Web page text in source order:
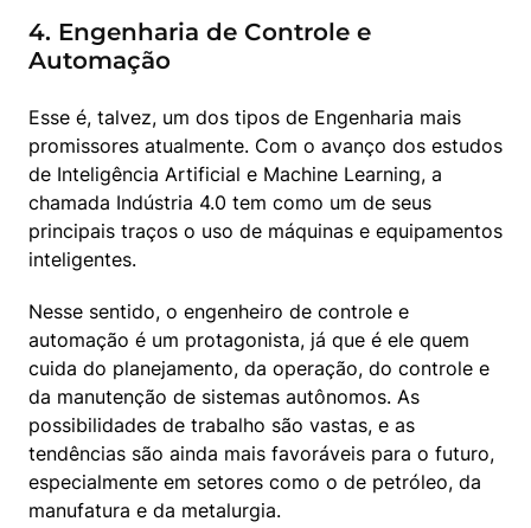
4. Engenharia de Controle e
Automação
Esse é, talvez, um dos tipos de Engenharia mais
promissores atualmente. Com o avanço dos estudos
de Inteligência Artificial e Machine Learning, a
chamada Indústria 4.0 tem como um de seus
principais traços o uso de máquinas e equipamentos
inteligentes.
Nesse sentido, o engenheiro de controle e
automação é um protagonista, já que é ele quem
cuida do planejamento, da operação, do controle e
da manutenção de sistemas autônomos. As
possibilidades de trabalho são vastas, e as
tendências são ainda mais favoráveis para o futuro,
especialmente em setores como o de petróleo, da
manufatura e da metalurgia.